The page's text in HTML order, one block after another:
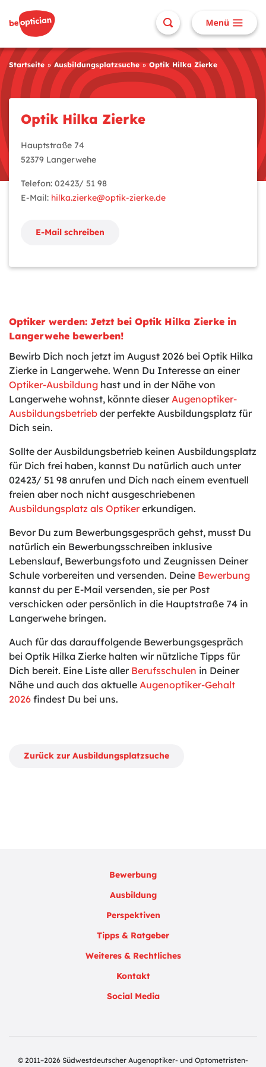
Startseite Ausbildungsplatzsuche Optik Hilka Zierke
Optik Hilka Zierke
Hauptstraße 74
52379 Langerwehe
Telefon: 02423/ 51 98
E-Mail: hilka.zierke@optik-zierke.de
E-Mail schreiben
Optiker werden: Jetzt bei Optik Hilka Zierke in
Langerwehe bewerben!
Bewirb Dich noch jetzt im August 2026 bei Optik Hilka
Zierke in Langerwehe. Wenn Du Interesse an einer
Optiker-Ausbildung hast und in der Nähe von
Langerwehe wohnst, könnte dieser Augenoptiker-
Ausbildungsbetrieb der perfekte Ausbildungsplatz für
Dich sein.
Sollte der Ausbildungsbetrieb keinen Ausbildungsplatz
für Dich frei haben, kannst Du natürlich auch unter
02423/ 51 98 anrufen und Dich nach einem eventuell
freien aber noch nicht ausgeschriebenen
Ausbildungsplatz als Optiker erkundigen.
Bevor Du zum Bewerbungsgespräch gehst, musst Du
natürlich ein Bewerbungsschreiben inklusive
Lebenslauf, Bewerbungsfoto und Zeugnissen Deiner
Schule vorbereiten und versenden. Deine Bewerbung
kannst du per E-Mail versenden, sie per Post
verschicken oder persönlich in die Hauptstraße 74 in
Langerwehe bringen.
Auch für das darauffolgende Bewerbungsgespräch
bei Optik Hilka Zierke halten wir nützliche Tipps für
Dich bereit. Eine Liste aller Berufsschulen in Deiner
Nähe und auch das aktuelle Augenoptiker-Gehalt
2026 findest Du bei uns.
Zurück zur Ausbildungsplatzsuche
Bewerbung
Ausbildung
Perspektiven
Tipps & Ratgeber
Weiteres & Rechtliches
Kontakt
Social Media
© 2011–2026 Südwestdeutscher Augenoptiker- und Optometristen-